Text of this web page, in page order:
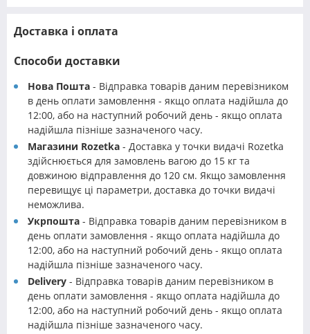
Доставка і оплата
Способи доставки
Нова Пошта - Відправка товарів даним перевізником
в день оплати замовлення - якщо оплата надійшла до
12:00, або на наступний робочий день - якщо оплата
надійшла пізніше зазначеного часу.
Магазини Rozetka - Доставка у точки видачі Rozetka
здійснюється для замовлень вагою до 15 кг та
довжиною відправлення до 120 см. Якщо замовлення
перевищує ці параметри, доставка до точки видачі
неможлива.
Укрпошта - Відправка товарів даним перевізником в
день оплати замовлення - якщо оплата надійшла до
12:00, або на наступний робочий день - якщо оплата
надійшла пізніше зазначеного часу.
Delivery - Відправка товарів даним перевізником в
день оплати замовлення - якщо оплата надійшла до
12:00, або на наступний робочий день - якщо оплата
надійшла пізніше зазначеного часу.